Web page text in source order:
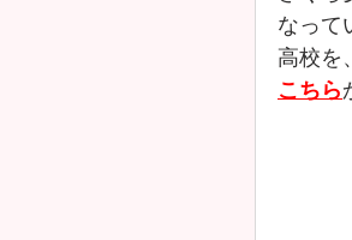
なって
高校を
こちら